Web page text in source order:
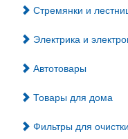
Стремянки и
Электрика и
Автотовары
Товары для дома
Фильтры для